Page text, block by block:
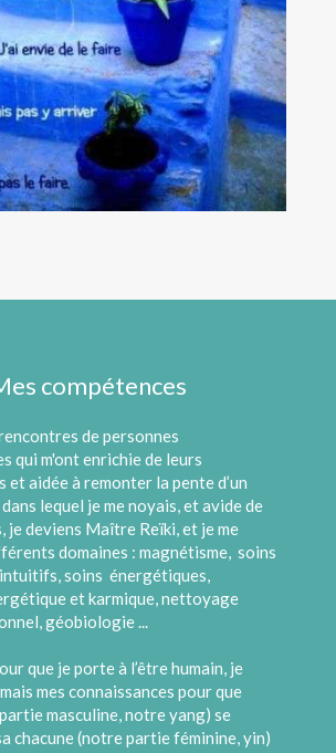
compétences
de personnes
qui m'ont enrichie de leurs
et aidée à remonter la pente d’un
lequel je me noyais, et avide de
je deviens Maître Reïki, et je me
domaines : magnétisme, soins
soins énergétiques,
et karmique, nettoyage
géobiologie ...
que je porte à l’être humain, je
mes connaissances pour que
masculine, notre yang) se
chacune (notre partie féminine, yin)